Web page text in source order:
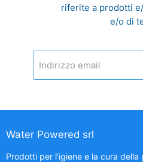
riferite a prodotti
e/o di
Indirizzo email
Water Powered srl
Prodotti per l’igiene e la cura